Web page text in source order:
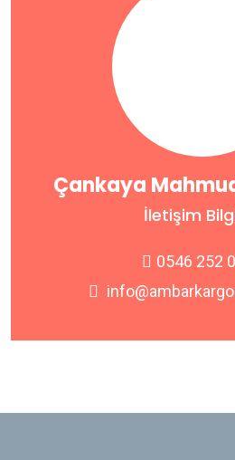
Çankaya
İletişim
0546 252